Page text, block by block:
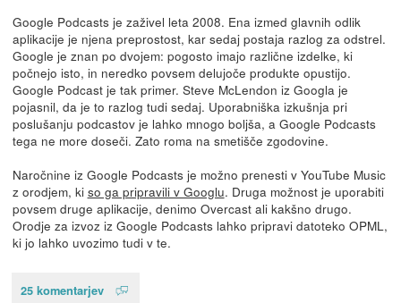
Google Podcasts je zaživel leta 2008. Ena izmed glavnih odlik
aplikacije je njena preprostost, kar sedaj postaja razlog za odstrel.
Google je znan po dvojem: pogosto imajo različne izdelke, ki
počnejo isto, in neredko povsem delujoče produkte opustijo.
Google Podcast je tak primer. Steve McLendon iz Googla je
pojasnil, da je to razlog tudi sedaj. Uporabniška izkušnja pri
poslušanju podcastov je lahko mnogo boljša, a Google Podcasts
tega ne more doseči. Zato roma na smetišče zgodovine.
Naročnine iz Google Podcasts je možno prenesti v YouTube Music
z orodjem, ki so ga pripravili v Googlu. Druga možnost je uporabiti
povsem druge aplikacije, denimo Overcast ali kakšno drugo.
Orodje za izvoz iz Google Podcasts lahko pripravi datoteko OPML,
ki jo lahko uvozimo tudi v te.
25 komentarjev